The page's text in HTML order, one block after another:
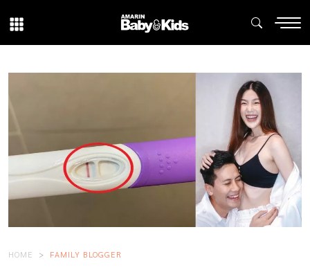
HOME FAMILY BLOGGER